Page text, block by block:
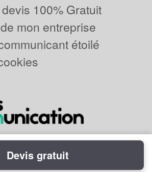
100% Gratuit
mon entreprise
étoilé
byPlus que pro
Devis gratuit